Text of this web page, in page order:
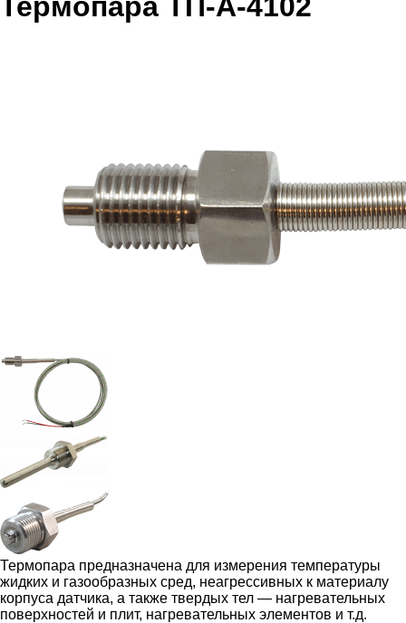
Термопара ТП-А-4102
Термопара предназначена для измерения температуры
жидких и газообразных сред, неагрессивных к материалу
корпуса датчика, а также твердых тел — нагревательных
поверхностей и плит, нагревательных элементов и т.д.